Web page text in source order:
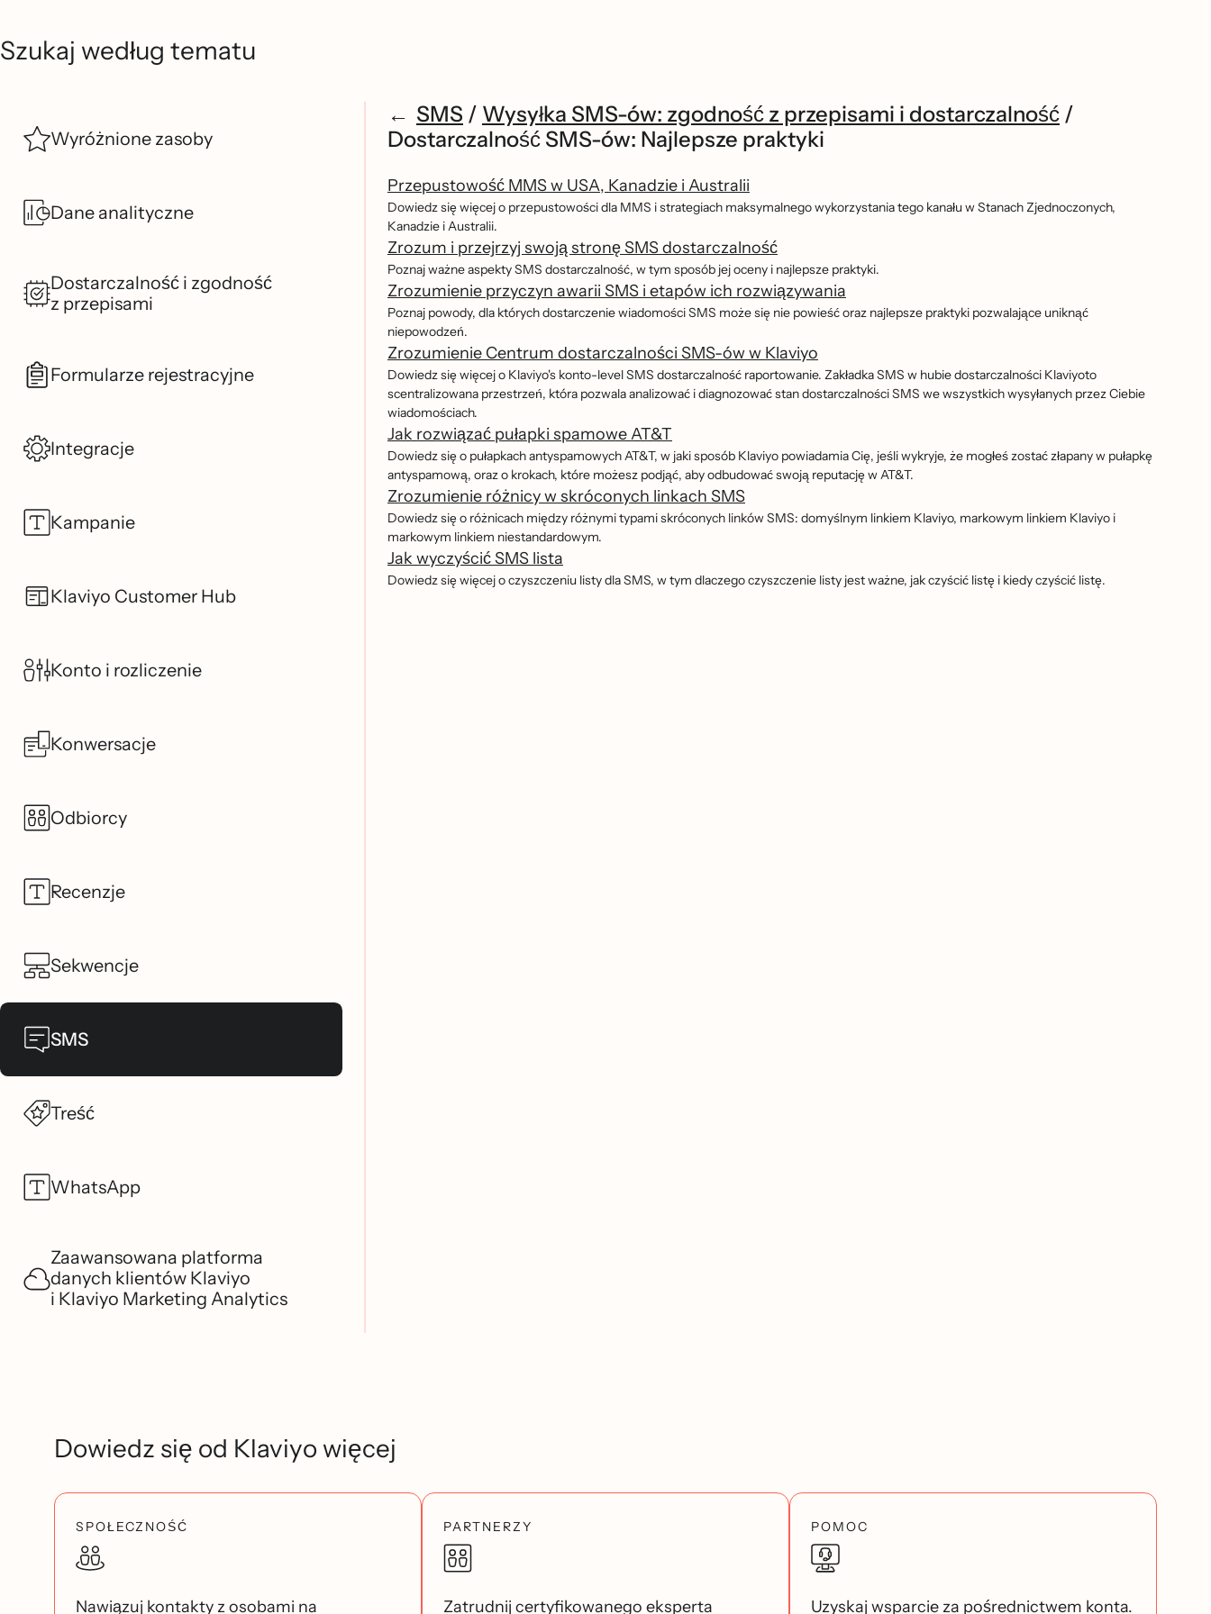
Szukaj według tematu
Wyróżnione zasoby
Dane analityczne
Dostarczalność i zgodność
z przepisami
Formularze rejestracyjne
Integracje
Kampanie
Klaviyo Customer Hub
Konto i rozliczenie
Konwersacje
Odbiorcy
Recenzje
Sekwencje
SMS
Treść
WhatsApp
Zaawansowana platforma
danych klientów Klaviyo
i Klaviyo Marketing Analytics
SMS / Wysyłka SMS-ów: zgodność z przepisami i dostarczalność /
Dostarczalność SMS-ów: Najlepsze praktyki
Przepustowość MMS w USA, Kanadzie i Australii
Dowiedz się więcej o przepustowości dla MMS i strategiach maksymalnego wykorzystania tego kanału w Stanach Zjednoczonych,
Kanadzie i Australii.
Zrozum i przejrzyj swoją stronę SMS dostarczalność
Poznaj ważne aspekty SMS dostarczalność, w tym sposób jej oceny i najlepsze praktyki.
Zrozumienie przyczyn awarii SMS i etapów ich rozwiązywania
Poznaj powody, dla których dostarczenie wiadomości SMS może się nie powieść oraz najlepsze praktyki pozwalające uniknąć
niepowodzeń.
Zrozumienie Centrum dostarczalności SMS-ów w Klaviyo
Dowiedz się więcej o Klaviyo's konto-level SMS dostarczalność raportowanie. Zakładka SMS w hubie dostarczalności Klaviyoto
scentralizowana przestrzeń, która pozwala analizować i diagnozować stan dostarczalności SMS we wszystkich wysyłanych przez Ciebie
wiadomościach.
Jak rozwiązać pułapki spamowe AT&T
Dowiedz się o pułapkach antyspamowych AT&T, w jaki sposób Klaviyo powiadamia Cię, jeśli wykryje, że mogłeś zostać złapany w pułapkę
antyspamową, oraz o krokach, które możesz podjąć, aby odbudować swoją reputację w AT&T.
Zrozumienie różnicy w skróconych linkach SMS
Dowiedz się o różnicach między różnymi typami skróconych linków SMS: domyślnym linkiem Klaviyo, markowym linkiem Klaviyo i
markowym linkiem niestandardowym.
Jak wyczyścić SMS lista
Dowiedz się więcej o czyszczeniu listy dla SMS, w tym dlaczego czyszczenie listy jest ważne, jak czyścić listę i kiedy czyścić listę.
Dowiedz się od Klaviyo więcej
SPOŁECZNOŚĆ
Nawiązuj kontakty z osobami na
PARTNERZY
Zatrudnij certyfikowanego eksperta
POMOC
Uzyskaj wsparcie za pośrednictwem konta.